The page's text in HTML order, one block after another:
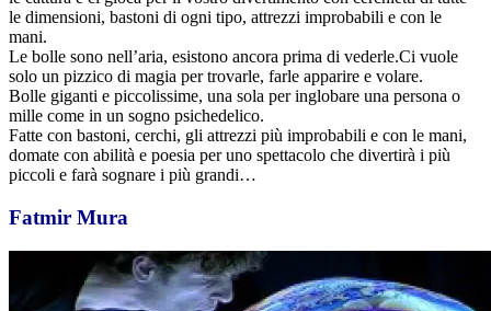
le dimensioni, bastoni di ogni tipo, attrezzi improbabili e con le
mani.
Le bolle sono nell’aria, esistono ancora prima di vederle.Ci vuole
solo un pizzico di magia per trovarle, farle apparire e volare.
Bolle giganti e piccolissime, una sola per inglobare una persona o
mille come in un sogno psichedelico.
Fatte con bastoni, cerchi, gli attrezzi più improbabili e con le mani,
domate con abilità e poesia per uno spettacolo che divertirà i più
piccoli e farà sognare i più grandi…
Fatmir Mura